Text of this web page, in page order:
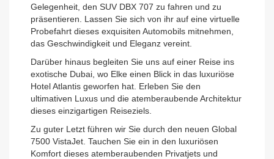
Gelegenheit, den SUV DBX 707 zu fahren und zu
präsentieren. Lassen Sie sich von ihr auf eine virtuelle
Probefahrt dieses exquisiten Automobils mitnehmen,
das Geschwindigkeit und Eleganz vereint.
Darüber hinaus begleiten Sie uns auf einer Reise ins
exotische Dubai, wo Elke einen Blick in das luxuriöse
Hotel Atlantis geworfen hat. Erleben Sie den
ultimativen Luxus und die atemberaubende Architektur
dieses einzigartigen Reiseziels.
Zu guter Letzt führen wir Sie durch den neuen Global
7500 VistaJet. Tauchen Sie ein in den luxuriösen
Komfort dieses atemberaubenden Privatjets und